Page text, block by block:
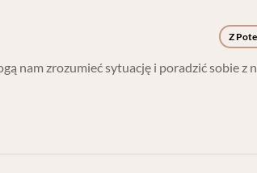
Z
nam zrozumieć sytuację i poradzić sobie z